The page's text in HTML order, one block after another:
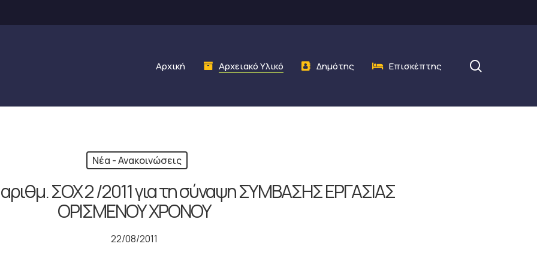
Αρχική Αρχειακό Υλικό Δημότης Επισκέπτης
Νέα - Ανακοινώσεις
ΣΟΧ 2 /2011 για τη σύναψη ΣΥΜΒΑΣΗΣ ΕΡΓΑΣΙΑΣ
ΟΡΙΣΜΕΝΟΥ ΧΡΟΝΟΥ
22/08/2011